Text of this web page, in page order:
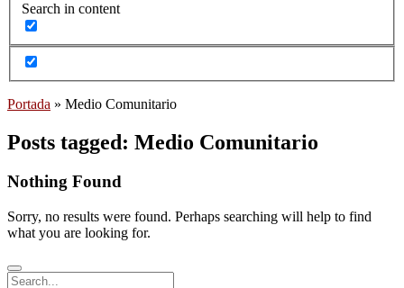
Search in content
Portada » Medio Comunitario
Posts tagged: Medio Comunitario
Nothing Found
Sorry, no results were found. Perhaps searching will help to find
what you are looking for.